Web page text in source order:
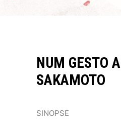
NUM GESTO A
SAKAMOTO
SINOPSE